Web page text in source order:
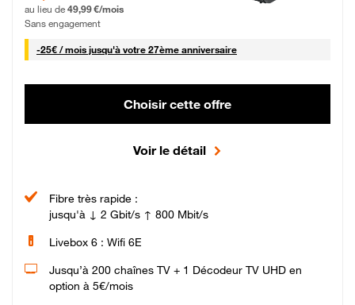
au lieu de 49,99 €/mois
Sans engagement
-25€ / mois25 € par mois
jusqu'à votre 27ème anniversaire
Choisir cette offre
Voir le détail
Fibre très rapide :
jusqu'à ↓ 2 Gbit/s ↑ 800 Mbit/s
Livebox 6 : Wifi 6E
Jusqu’à 200 chaînes TV + 1 Décodeur TV UHD en
option à 5€/mois